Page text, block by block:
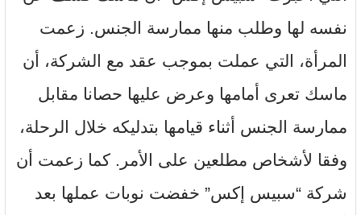
نفسه لها وطلب منها ممارسة الجنس. زعمت
المرأة، التي عملت بموجب عقد مع الشركة، أن
ماسك تعرى أمامها وعرض عليها حصانا مقابل
ممارسة الجنس أثناء قيامها بتدليكه خلال الرحلة،
وفقا لأشخاص مطلعين على الأمر. كما زعمت أن
شركة “سبيس إكس” خفضت نوبات عملها بعد